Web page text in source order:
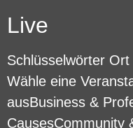
Live
Schlüsselwörter
Wähle eine
ausBusiness &
CausesCommunity